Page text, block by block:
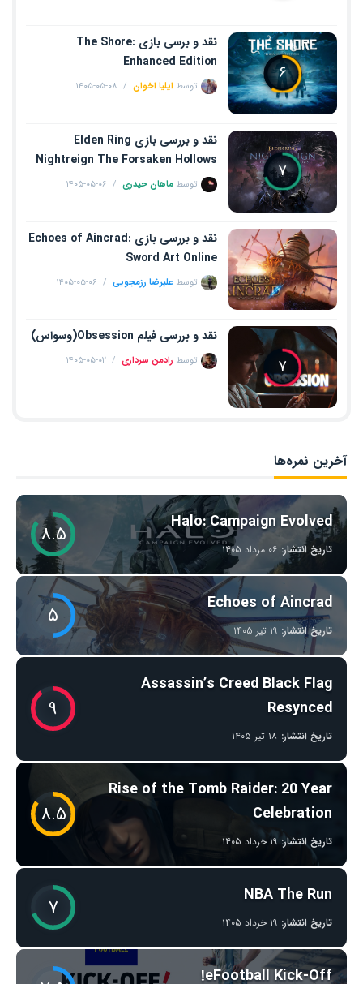
۶
نقد و برسی بازی The Shore:
Enhanced Edition
توسط ایلیا اخوان ۱۴۰۵-۰۵-۰۸
۷
نقد و بررسی بازی Elden Ring
Nightreign The Forsaken Hollows
توسط ماهان حیدری ۱۴۰۵-۰۵-۰۶
نقد و بررسی بازی Echoes of Aincrad:
Sword Art Online
توسط علیرضا رزمجویی ۱۴۰۵-۰۵-۰۶
۷
نقد و بررسی فیلم Obsession(وسواس)
توسط رادمن سرداری ۱۴۰۵-۰۵-۰۲
آخرین نمره‌ها
Halo: Campaign Evolved
تاریخ انتشار: ۰۶ مرداد ۱۴۰۵
۸.۵
Echoes of Aincrad
تاریخ انتشار: ۱۹ تیر ۱۴۰۵
۵
Assassin’s Creed Black Flag
Resynced
تاریخ انتشار: ۱۸ تیر ۱۴۰۵
۹
Rise of the Tomb Raider: 20 Year
Celebration
تاریخ انتشار: ۱۹ خرداد ۱۴۰۵
۸.۵
NBA The Run
تاریخ انتشار: ۱۹ خرداد ۱۴۰۵
۷
eFootball Kick-Off!